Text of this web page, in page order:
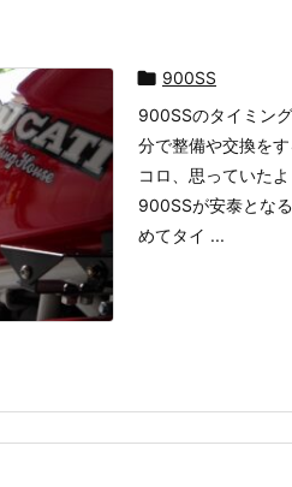
 900SS
900SSのタイミン
分で整備や交換を
コロ、思っていた
900SSが安泰とな
めてタイ ...